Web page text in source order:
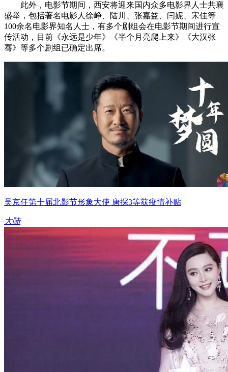
此外，电影节期间，西安将迎来国内众多电影界人士共襄
盛举，包括著名电影人徐峥、陆川、张嘉益、闫妮、宋佳等
100余名电影界知名人士，有多个剧组会在电影节期间进行宣
传活动，目前《永远是少年》《半个月亮爬上来》《大汉张
骞》等多个剧组已确定出席。
吴京任第十届北影节形象大使 唐探3等获疫情补贴
大陆